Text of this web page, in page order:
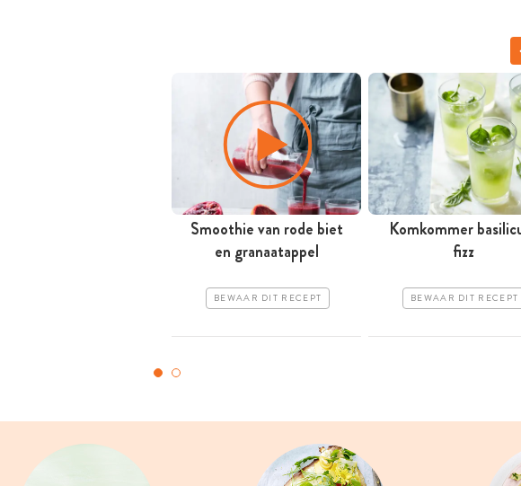
Smoothie van rode biet
en granaatappel
BEWAAR DIT RECEPT
Komkommer
fizz
BEWAAR DIT RECEPT